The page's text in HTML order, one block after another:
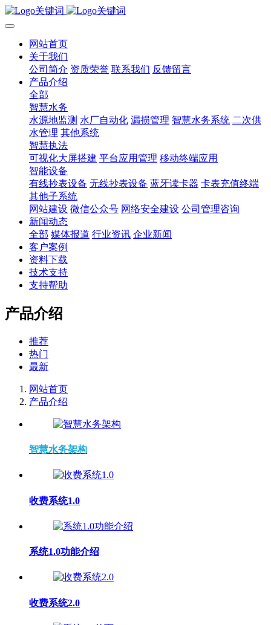
网站首页
关于我们
公司简介 资质荣誉 联系我们 反馈留言
产品介绍
全部
智慧水务
水源地监测 水厂自动化 漏损管理 智慧水务系统 二次供
水管理 其他系统
智慧执法
可视化大屏搭建 平台应用管理 移动终端应用
智能设备
有线抄表设备 无线抄表设备 蓝牙读卡器 卡表充值终端
其他子系统
网站建设 微信公众号 网络安全建设 公司管理咨询
新闻动态
全部 媒体报道 行业资讯 企业新闻
客户案例
资料下载
技术支持
支持帮助
产品介绍
推荐
热门
最新
网站首页
产品介绍
智慧水务架构
收费系统1.0
系统1.0功能介绍
收费系统2.0